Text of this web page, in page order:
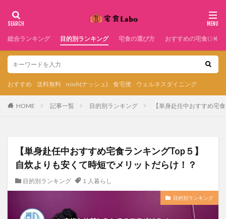
総合ランキング 目的別ランキング 宅食の選び方 おすすめの宅食(3社)
おすすめ 送料無料 nosh(ナッシュ) 食宅便 ウェルネスダイニング
HOME 記事一覧 目的別ランキング 【単身赴任中おすすめ宅
【単身赴任中おすすめ宅食ランキングTop５】
自炊よりも安くて時短でメリットだらけ！？
目的別ランキング １人暮らし
目的別ランキング